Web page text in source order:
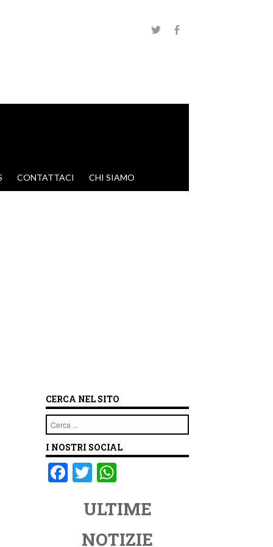
CONTATTACI CHI SIAMO
CERCA NEL SITO
Cerca
I NOSTRI SOCIAL
F T
tt
er
at
s
ULTIME
NOTIZIE